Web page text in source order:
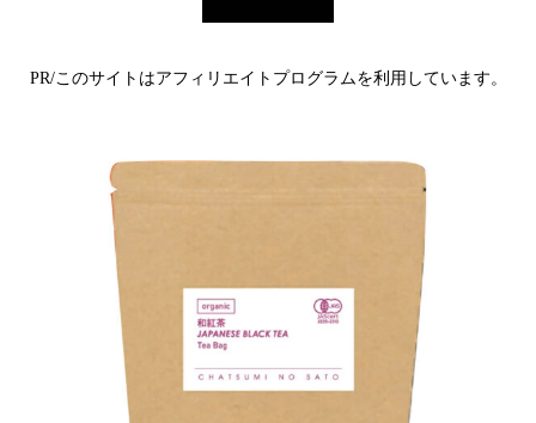
PR/このサイトはアフィリエイトプログラムを利用しています。